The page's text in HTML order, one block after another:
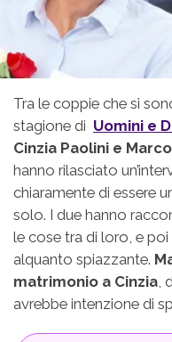
Tra le coppie che si
stagione di Uomini e
Cinzia Paolini e
hanno rilasciato
chiaramente di essere
solo. I due hanno
le cose tra di loro, e
alquanto spiazzante.
matrimonio a Cinzia,
avrebbe intenzione di